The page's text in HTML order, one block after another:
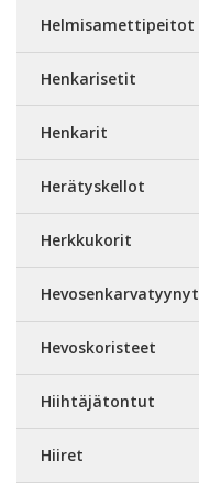
Helmisamettipeitot
Henkarisetit
Henkarit
Herätyskellot
Herkkukorit
Hevosenkarvatyynyt
Hevoskoristeet
Hiihtäjätontut
Hiiret